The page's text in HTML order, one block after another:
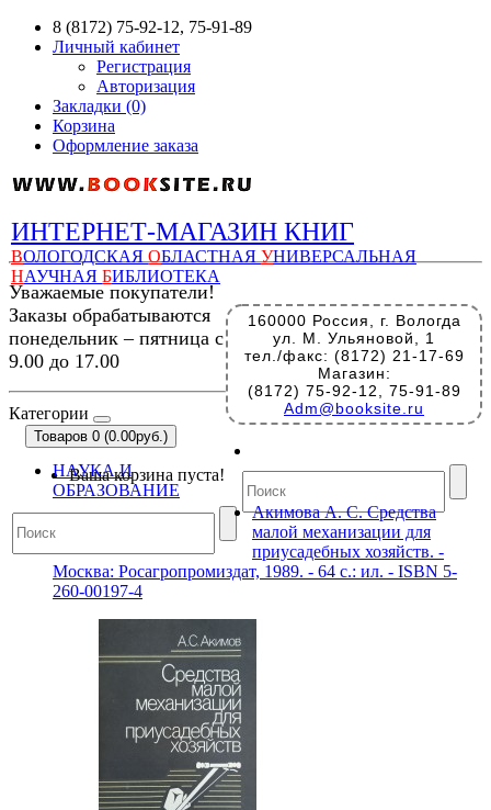
8 (8172) 75-92-12, 75-91-89
Личный кабинет
Регистрация
Авторизация
Закладки (0)
Корзина
Оформление заказа
ИНТЕРНЕТ-МАГАЗИН КНИГ
ВОЛОГОДСКАЯ ОБЛАСТНАЯ УНИВЕРСАЛЬНАЯ
НАУЧНАЯ БИБЛИОТЕКА
160000 Россия, г. Вологда
ул. М. Ульяновой, 1
тел./факс: (8172) 21-17-69
Магазин:
(8172) 75-92-12, 75-91-89
Adm@booksite.ru
Уважаемые покупатели!
Заказы обрабатываются
понедельник – пятница с
9.00 до 17.00
Категории
Товаров 0 (0.00руб.)
Ваша корзина пуста!
НАУКА И
ОБРАЗОВАНИЕ
Акимова А. С. Средства
малой механизации для
приусадебных хозяйств. -
Москва: Росагропромиздат, 1989. - 64 с.: ил. - ISBN 5-
260-00197-4